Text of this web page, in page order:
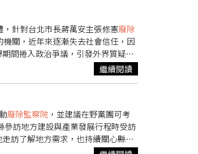
針對台北市長蔣萬安主張修憲廢除
關，近年來逐漸失去社會信任，因
間捲入政治爭議，引發外界質疑。
眾對機關的公正性產生疑慮。對於
制度公平運作，而非成為政治攻防
北市選情，李四川表示，侯友宜8
支持。他也重申，面對選戰將秉持
繼續閱讀
廢除監察院 ，並建議在野黨團可考
訪地方建設與產業發展行程時受訪
訪了解地方需求，也持續關心縣市
推動成果，隨後安排視察南投市外